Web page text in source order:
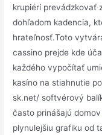
krupiéri prevádzkovať
dohľadom kadencia,
hrateľnosť.Toto
cassino prejde kde
každého vypočítať
kasíno na stiahnutie
sk.net/ softvérový
často prinášajú
plynulejšiu grafiku od